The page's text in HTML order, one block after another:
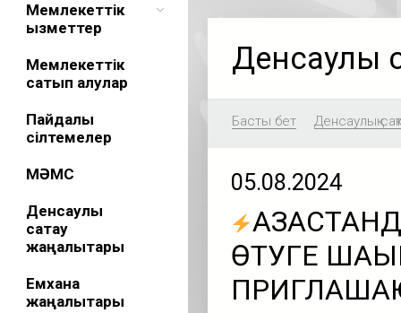
Мемлекеттік
қызметтер
Мемлекеттік
сатып алулар
Пайдалы
сілтемелер
МӘМС
Денсаулық
сақтау
жаңалықтары
Емхана
жаңалықтары
Денсаулық
Басты бет Денсаулық
05.08.2024
ӨТУГЕ